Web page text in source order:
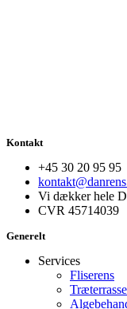
Kontakt
+45 30 20 95 95
Vi dækker hele
CVR 45714039
Generelt
Services
Fliserens